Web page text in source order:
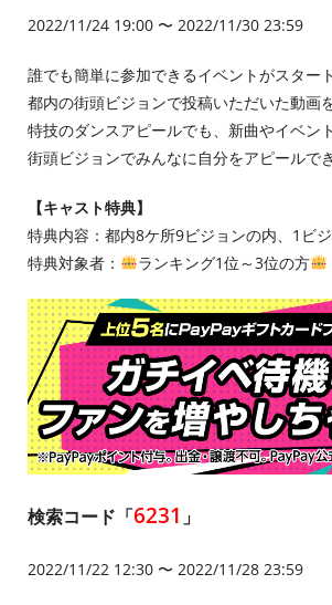
2022/11/24 19:00 〜 2022/11/30 23:59
誰でも簡単に参加できるイベントがスタート
都内の街頭ビジョンで投稿いただいた動画
特技のダンスアピールでも、新曲やイベン
街頭ビジョンでみんなに自分をアピールで
【キャスト特典】
特典内容：都内8ケ所9ビジョンの内、1ビ
特典対象者：
ランキング1位～3位の方
検索コード「6231 」
2022/11/22 12:30 〜 2022/11/28 23:59